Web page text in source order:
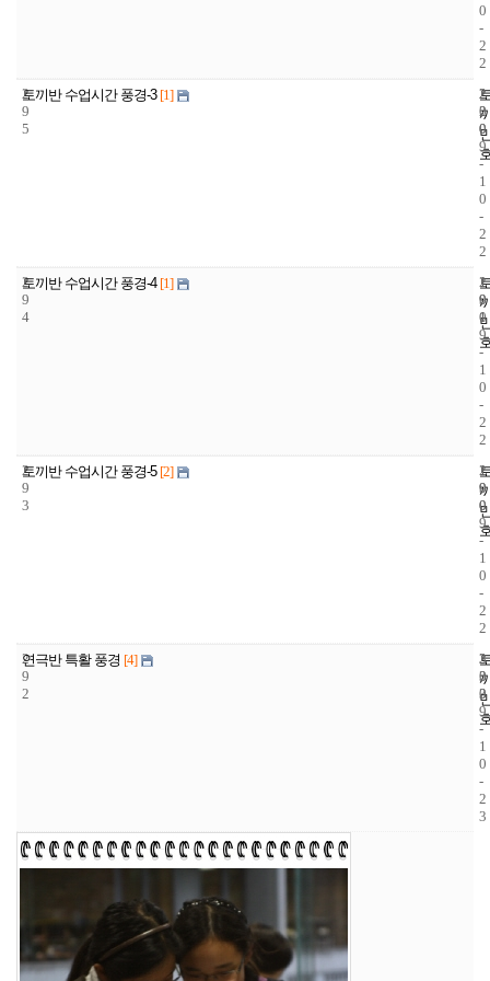
0
-
2
2
2
9
5
토끼반 수업시간 풍경-3 [1]
2
2
0
2
0
0
9
-
1
0
-
2
2
2
9
4
토끼반 수업시간 풍경-4 [1]
1
9
1
2
0
0
9
-
1
0
-
2
2
2
9
3
토끼반 수업시간 풍경-5 [2]
1
9
0
2
0
0
9
-
1
0
-
2
2
2
9
2
연극반 특활 풍경 [4]
3
3
3
2
0
0
9
-
1
0
-
2
3